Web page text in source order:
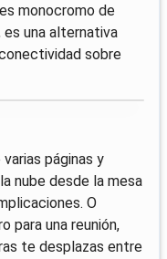
monocromo de
es una alternativa
sobre
páginas y
nube desde la mesa
O
para una reunión,
te desplazas entre